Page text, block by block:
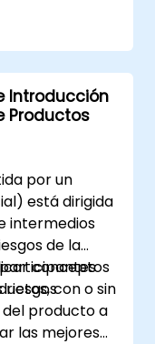
Introducción
Productos
por un
está dirigida
intermedios
de la
conceptos
con o sin
riesgos
producto a
las mejores